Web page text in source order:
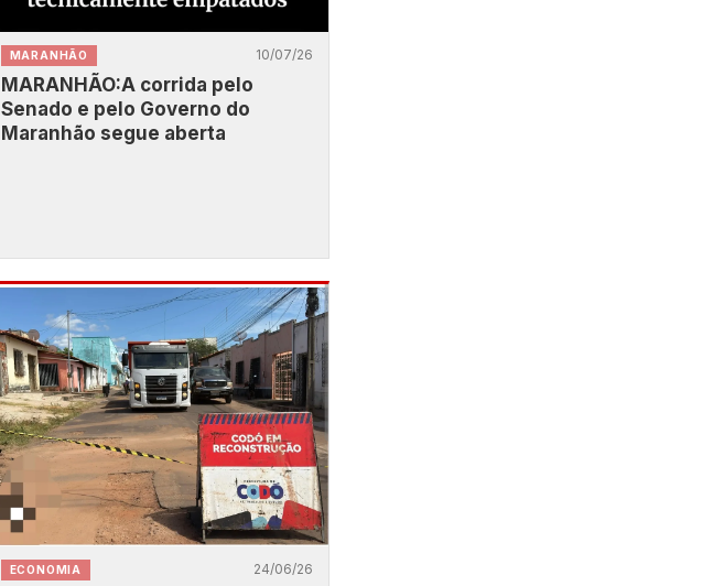
MARANHÃO 10/07/26
MARANHÃO:A corrida pelo
Senado e pelo Governo do
Maranhão segue aberta
ECONOMIA 24/06/26